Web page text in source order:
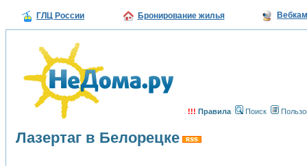
ГЛЦ России Бронирование жилья
!!! Правила Поиск
Лазертаг в Белорецке